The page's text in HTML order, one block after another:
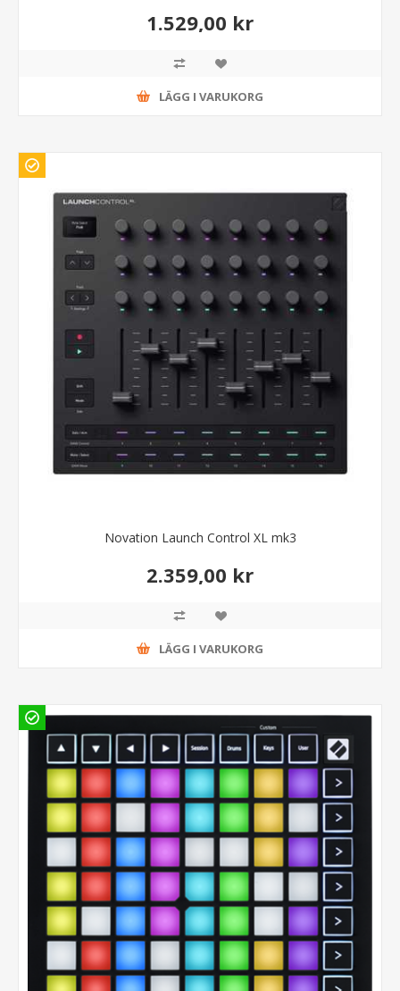
1.529,00 kr
LÄGG I VARUKORG
Novation Launch Control XL mk3
2.359,00 kr
LÄGG I VARUKORG